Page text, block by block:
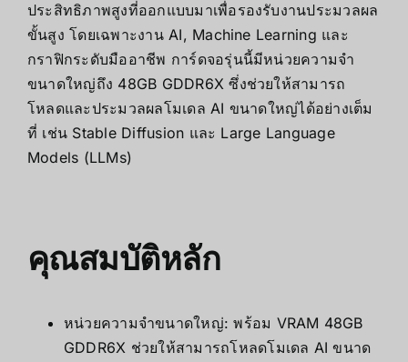
ประสิทธิภาพสูงที่ออกแบบมาเพื่อรองรับงานประมวลผล
ขั้นสูง โดยเฉพาะงาน AI, Machine Learning และ
กราฟิกระดับมืออาชีพ การ์ดจอรุ่นนี้มีหน่วยความจำ
ขนาดใหญ่ถึง 48GB GDDR6X ซึ่งช่วยให้สามารถ
โหลดและประมวลผลโมเดล AI ขนาดใหญ่ได้อย่างเต็ม
ที่ เช่น Stable Diffusion และ Large Language
Models (LLMs)
คุณสมบัติหลัก
หน่วยความจำขนาดใหญ่: พร้อม VRAM 48GB
GDDR6X ช่วยให้สามารถโหลดโมเดล AI ขนาด